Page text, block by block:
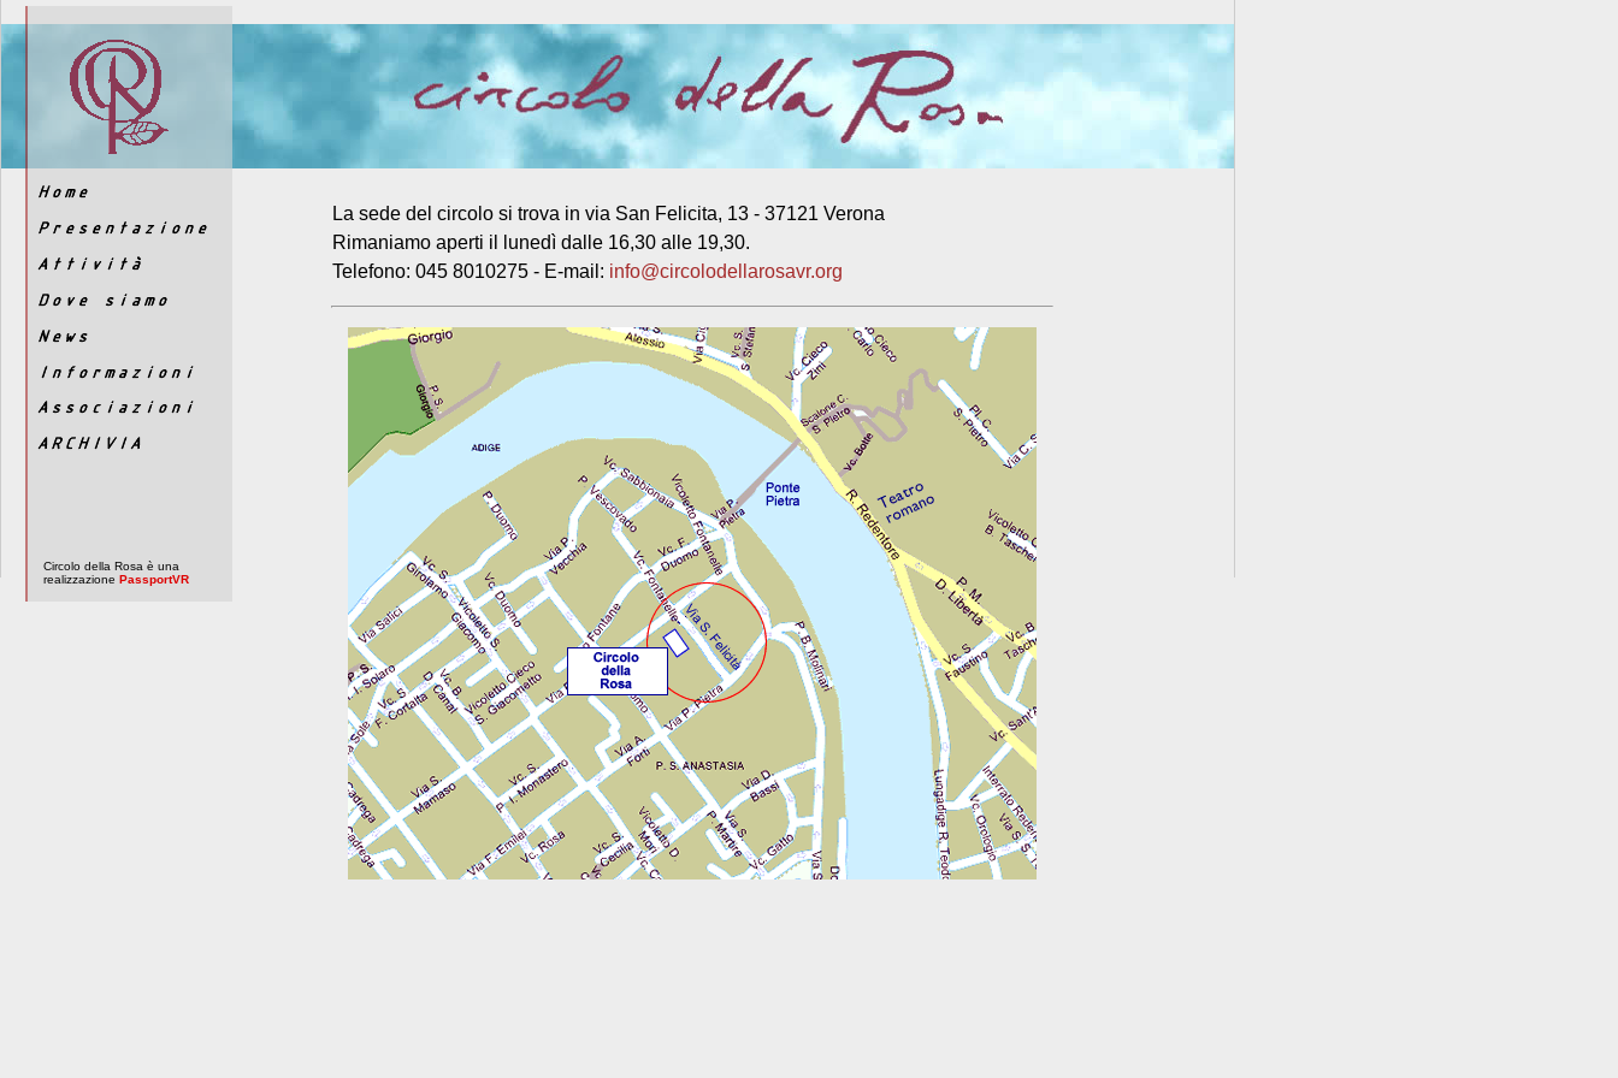
Circolo della Rosa è una
realizzazione PassportVR
La sede del circolo si trova in via San Felicita, 13 - 37121 Verona
Rimaniamo aperti il lunedì dalle 16,30 alle 19,30.
Telefono: 045 8010275 - E-mail: info@circolodellarosavr.org